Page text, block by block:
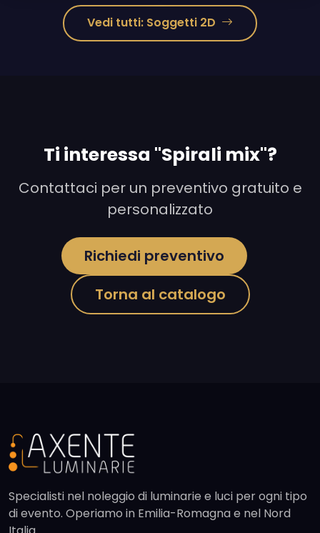
Vedi tutti: Soggetti 2D
Ti interessa "Spirali mix"?
Contattaci per un preventivo gratuito e
personalizzato
Richiedi preventivo
Torna al catalogo
Specialisti nel noleggio di luminarie e luci per ogni tipo
di evento. Operiamo in Emilia-Romagna e nel Nord